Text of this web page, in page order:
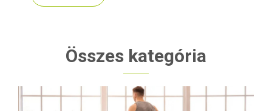
Összes kategória